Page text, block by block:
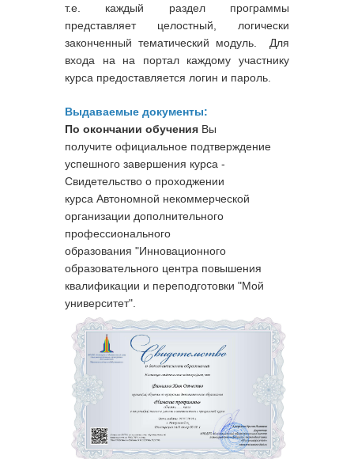
т.е. каждый раздел программы
представляет целостный, логически
законченный тематический модуль. Для
входа на на портал каждому участнику
курса предоставляется логин и пароль.
Выдаваемые документы:
По окончании обучения Вы
получите официальное подтверждение
успешного завершения курса -
Свидетельство о проходжении
курса Автономной некоммерческой
организации дополнительного
профессионального
образования "Инновационного
образовательного центра повышения
квалификации и переподготовки "Мой
университет".